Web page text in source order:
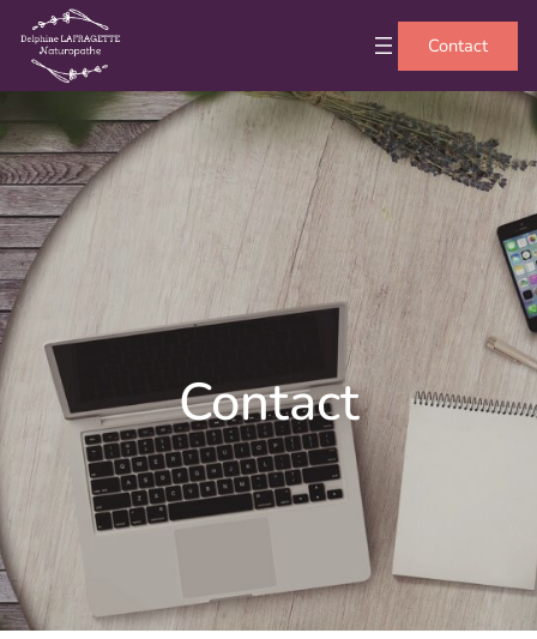
Contact
Contact